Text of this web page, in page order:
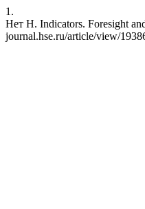
1.
Нет Н. Indicators. Foresight
journal.hse.ru/article/view/